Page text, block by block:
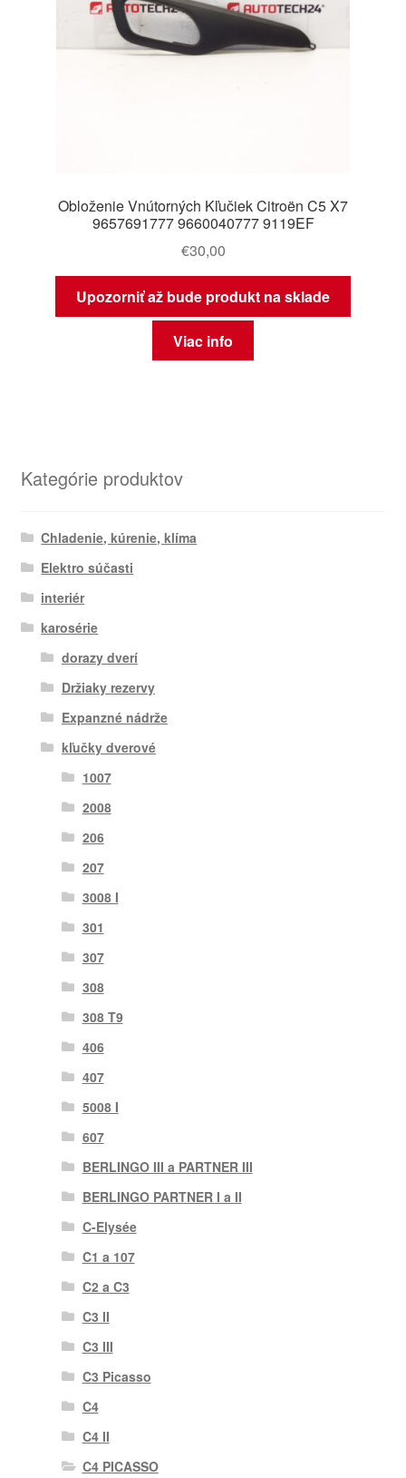
Obloženie Vnútorných Kľučiek Citroën C5 X7
9657691777 9660040777 9119EF
€30,00
Upozorniť až bude produkt na sklade
Viac info
Kategórie produktov
Chladenie, kúrenie, klíma
Elektro súčasti
interiér
karosérie
dorazy dverí
Držiaky rezervy
Expanzné nádrže
kľučky dverové
1007
2008
206
207
3008 I
301
307
308
308 T9
406
407
5008 I
607
BERLINGO III a PARTNER III
BERLINGO PARTNER I a II
C-Elysée
C1 a 107
C2 a C3
C3 II
C3 III
C3 Picasso
C4
C4 II
C4 PICASSO